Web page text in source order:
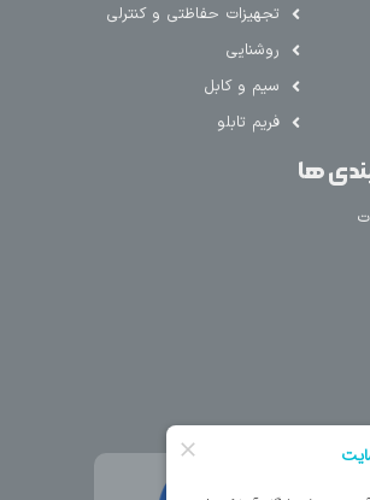
تجهیزات حفاظتی و کنترلی
روشنایی
سیم و کابل
فریم تابلو
ها